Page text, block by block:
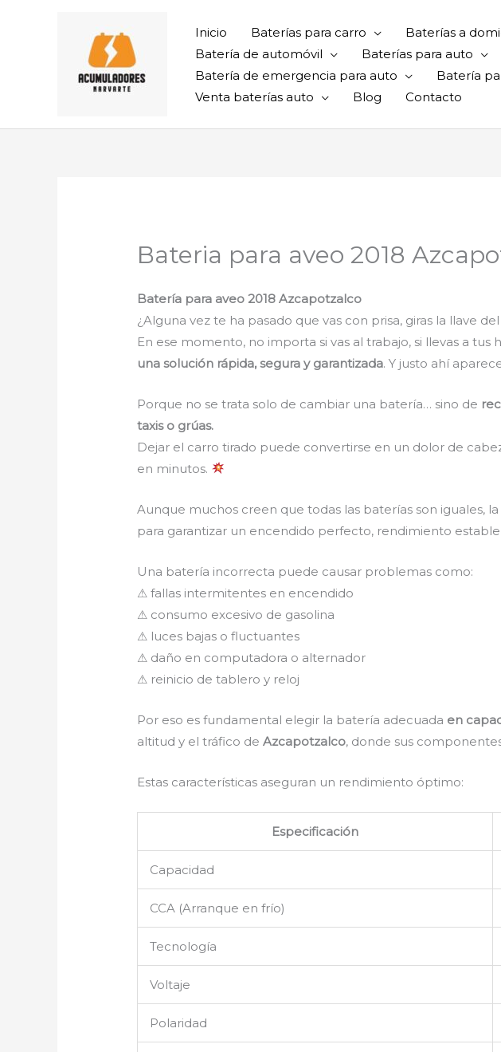
Inicio Baterías para carro Baterías a
Batería de automóvil
Baterías para auto
Batería de emergencia para auto
Batería
Venta baterías auto
Blog Contacto
Bateria para aveo 2018
Batería para aveo 2018 Azcapotzalco
¿Alguna vez te ha pasado que vas con prisa, giras la llave
En ese momento, no importa si vas al trabajo, si llevas a
una solución rápida, segura y garantizada. Y justo ahí
Porque no se trata solo de cambiar una batería… sino de
taxis o grúas.
Dejar el carro tirado puede convertirse en un dolor de
en minutos.
Aunque muchos creen que todas las baterías son iguales,
para garantizar un encendido perfecto, rendimiento
Una batería incorrecta puede causar problemas como:
⚠ fallas intermitentes en encendido
⚠ consumo excesivo de gasolina
⚠ luces bajas o fluctuantes
⚠ daño en computadora o alternador
⚠ reinicio de tablero y reloj
Por eso es fundamental elegir la batería adecuada en
altitud y el tráfico deAzcapotzalco, donde sus
Estas características aseguran un rendimiento óptimo:
Especificación
Capacidad
CCA (Arranque en frío)
Tecnología
Voltaje
Polaridad